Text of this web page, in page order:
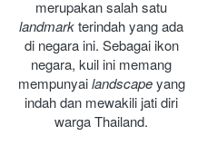
landmark terindah yang ada
di negara ini. Sebagai ikon
negara, kuil ini memang
mempunyai landscape yang
indah dan mewakili jati diri
warga Thailand.